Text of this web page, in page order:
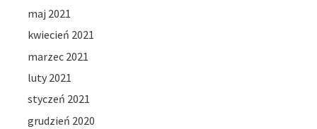
maj 2021
kwiecień 2021
marzec 2021
luty 2021
styczeń 2021
grudzień 2020